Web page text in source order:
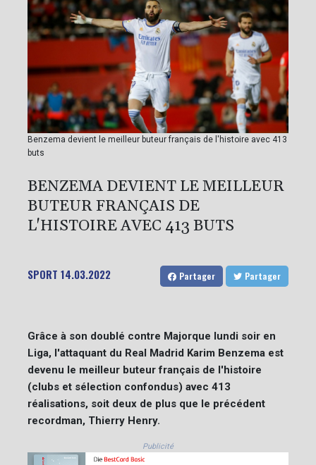
Benzema devient le meilleur buteur français de l'histoire avec 413
buts
BENZEMA DEVIENT LE MEILLEUR
BUTEUR FRANÇAIS DE
L'HISTOIRE AVEC 413 BUTS
SPORT 14.03.2022 Partager Partager
Grâce à son doublé contre Majorque lundi soir en
Liga, l'attaquant du Real Madrid Karim Benzema est
devenu le meilleur buteur français de l'histoire
(clubs et sélection confondus) avec 413
réalisations, soit deux de plus que le précédent
recordman, Thierry Henry.
Publicité